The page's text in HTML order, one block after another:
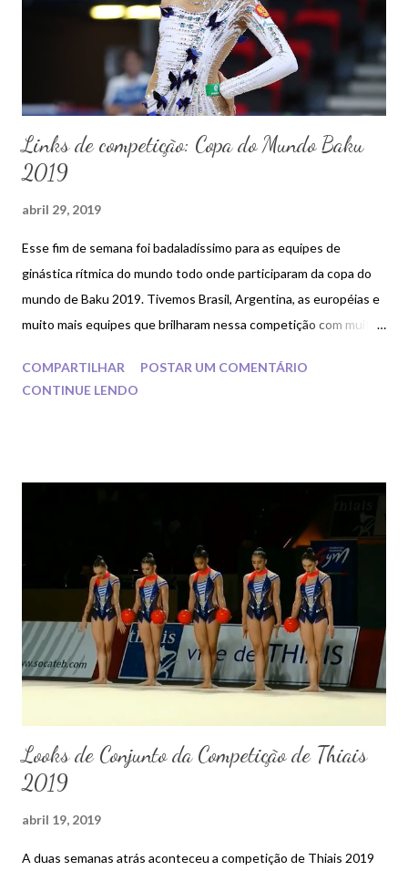
Links de competição: Copa do Mundo Baku
2019
abril 29, 2019
Esse fim de semana foi badaladíssimo para as equipes de
ginástica rítmica do mundo todo onde participaram da copa do
mundo de Baku 2019. Tivemos Brasil, Argentina, as européias e
muito mais equipes que brilharam nessa competição com muita
COMPARTILHAR
POSTAR UM COMENTÁRIO
CONTINUE LENDO
Looks de Conjunto da Competição de Thiais
2019
abril 19, 2019
A duas semanas atrás aconteceu a competição de Thiais 2019